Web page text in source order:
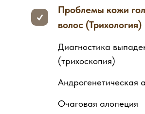
Проблемы кожи
волос (Трихология)
Диагностика
(трихоскопия)
Андрогенетическая
Очаговая алопеция